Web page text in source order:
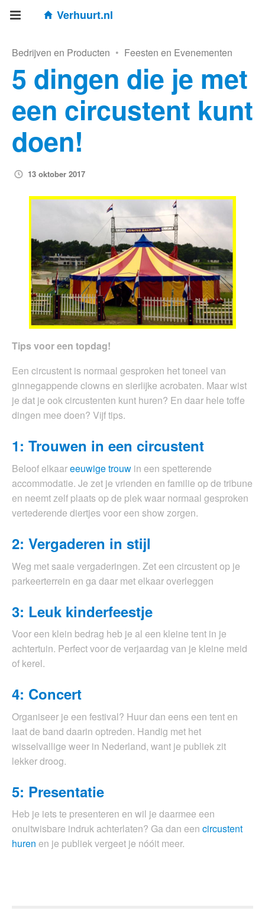
Verhuurt.nl
Bedrijven en Producten • Feesten en Evenementen
5 dingen die je met
een circustent kunt
doen!
13 oktober 2017
Tips voor een topdag!
Een circustent is normaal gesproken het toneel van
ginnegappende clowns en sierlijke acrobaten. Maar wist
je dat je ook circustenten kunt huren? En daar hele toffe
dingen mee doen? Vijf tips.
1: Trouwen in een circustent
Beloof elkaareeuwige trouw in een spetterende
accommodatie. Je zet je vrienden en familie op de tribune
en neemt zelf plaats op de plek waar normaal gesproken
vertederende diertjes voor een show zorgen.
2: Vergaderen in stijl
Weg met saaie vergaderingen. Zet een circustent op je
parkeerterrein en ga daar met elkaar overleggen
3: Leuk kinderfeestje
Voor een klein bedrag heb je al een kleine tent in je
achtertuin. Perfect voor de verjaardag van je kleine meid
of kerel.
4: Concert
Organiseer je een festival? Huur dan eens een tent en
laat de band daarin optreden. Handig met het
wisselvallige weer in Nederland, want je publiek zit
lekker droog.
5: Presentatie
Heb je iets te presenteren en wil je daarmee een
onuitwisbare indruk achterlaten? Ga dan een circustent
huren en je publiek vergeet je nóóit meer.